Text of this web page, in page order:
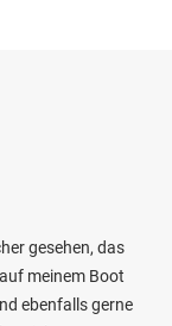
gesehen, das
meinem Boot
ebenfalls gerne